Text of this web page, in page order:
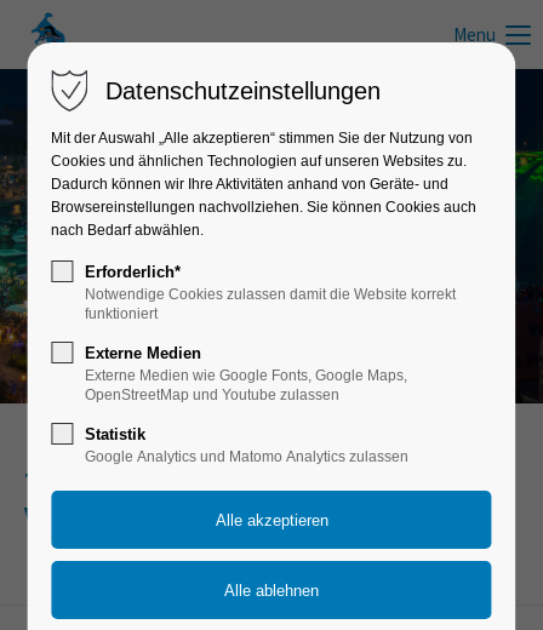
Menu
Veranstaltungen zum Schwimmen, Wandern, Laufen, Radfahren und
anderen Freizeitaktivitäten
Veranstaltungen, Sportevents &
Wettkämpfe
Termine Sportwettkämpfe & maritime
Veranstaltungen
Datenschutzeinstellungen
Mit der Auswahl „Alle akzeptieren“ stimmen Sie der Nutzung von
Cookies und ähnlichen Technologien auf unseren Websites zu.
Dadurch können wir Ihre Aktivitäten anhand von Geräte- und
Browsereinstellungen nachvollziehen. Sie können Cookies auch
nach Bedarf abwählen.
Erforderlich*
Notwendige Cookies zulassen damit die Website korrekt
funktioniert
Externe Medien
Externe Medien wie Google Fonts, Google Maps,
OpenStreetMap und Youtube zulassen
Statistik
Google Analytics und Matomo Analytics zulassen